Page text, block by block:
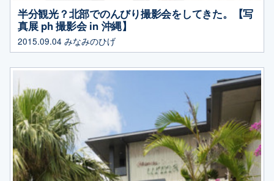
半分観光？北部でのんびり撮影会をしてきた。【写
真展 ph 撮影会 in 沖縄】
2015.09.04 みなみのひげ